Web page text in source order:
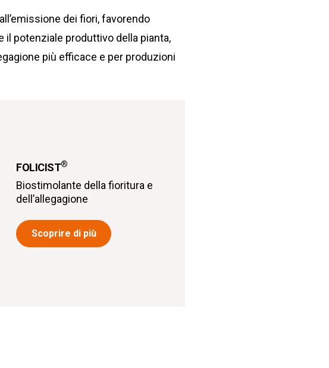
dei fiori, favorendo
potenziale produttivo della pianta,
più efficace e per produzioni
FOLICIST®
Biostimolante della fioritura e
dell’allegagione
Scoprire di più